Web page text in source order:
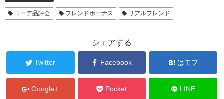
コーデ品評会 フレンドボーナス リアルフレンド
シェアする
Twitter Facebook はてブ
Google+ Pocket LINE